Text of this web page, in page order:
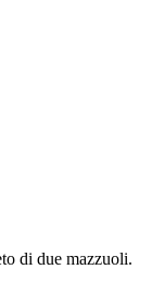
di due mazzuoli.